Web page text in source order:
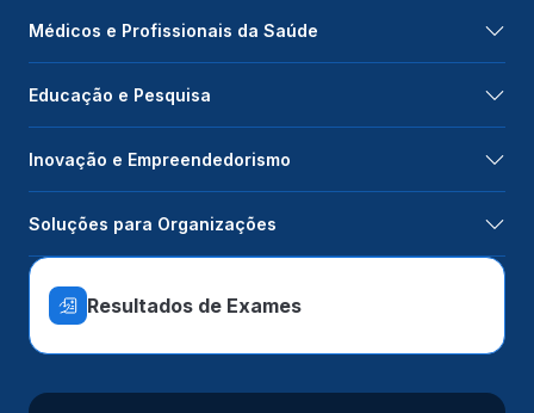
Médicos e Profissionais da Saúde
Educação e Pesquisa
Inovação e Empreendedorismo
Soluções para Organizações
Resultados de Exames